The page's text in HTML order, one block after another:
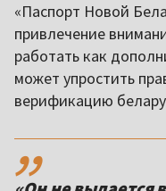
«Паспорт Новой
привлечение
работать как
может упростить
верификацию
,,